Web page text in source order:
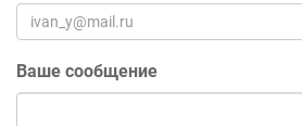
Ваше сообщение